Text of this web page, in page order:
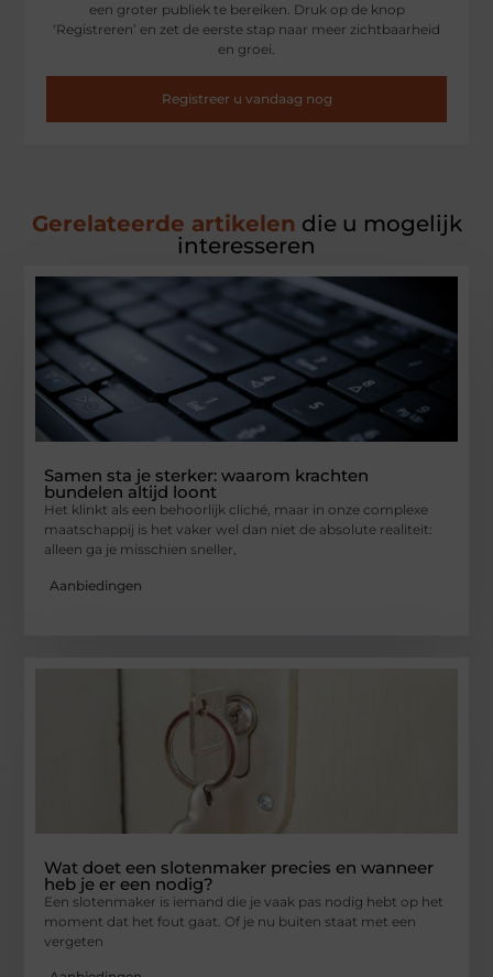
een groter publiek te bereiken. Druk op de knop
‘Registreren’ en zet de eerste stap naar meer zichtbaarheid
en groei.
Registreer u vandaag nog
Gerelateerde artikelen die u mogelijk
interesseren
Samen sta je sterker: waarom krachten
bundelen altijd loont
Het klinkt als een behoorlijk cliché, maar in onze complexe
maatschappij is het vaker wel dan niet de absolute realiteit:
alleen ga je misschien sneller,
Aanbiedingen
Wat doet een slotenmaker precies en wanneer
heb je er een nodig?
Een slotenmaker is iemand die je vaak pas nodig hebt op het
moment dat het fout gaat. Of je nu buiten staat met een
vergeten